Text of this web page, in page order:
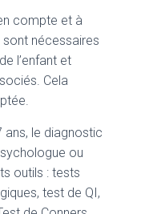
compte et à
sont nécessaires
l’enfant et
Cela
ans, le diagnostic
ou
outils : tests
test de QI,